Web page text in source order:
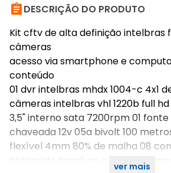
DESCRIÇÃO DO PRODUTO
Kit cftv de alta definição intelbras
câmeras
acesso via smartphone e
conteúdo
01 dvr intelbras mhdx 1004-c 4x1
câmeras intelbras vhl 1220b full
3,5" interno sata 7200rpm 01
chaveada 12v 05a bivolt 100
flexível 4mm 80% de malha 08
antirruído parafuso e mola 04
ver mais